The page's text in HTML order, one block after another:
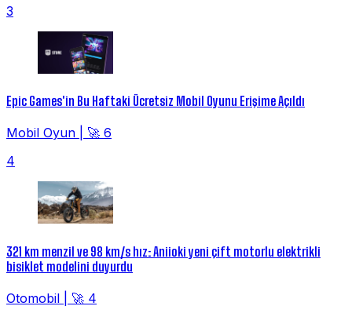
3
Epic Games'in Bu Haftaki Ücretsiz Mobil Oyunu Erişime Açıldı
Mobil Oyun
🚀 6
4
321 km menzil ve 98 km/s hız: Aniioki yeni çift motorlu elektrikli
bisiklet modelini duyurdu
Otomobil
🚀 4